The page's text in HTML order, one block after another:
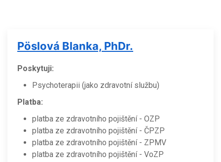
Pöslová Blanka, PhDr.
Poskytuji:
Psychoterapii (jako zdravotní službu)
Platba:
platba ze zdravotního pojištění - OZP
platba ze zdravotního pojištění - ČPZP
platba ze zdravotního pojištění - ZPMV
platba ze zdravotního pojištění - VoZP